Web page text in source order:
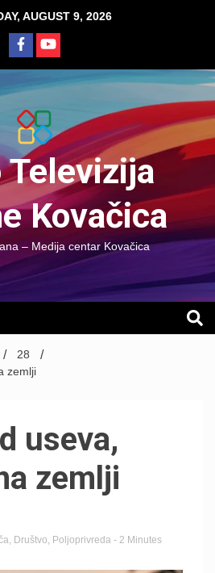
AUGUST 9, 2026
Televizija
Kovačica
– Medija centar Kovačica
28
zemlji
useva,
zemlji
, Društvo, Poljoprivreda - 2 Minutes